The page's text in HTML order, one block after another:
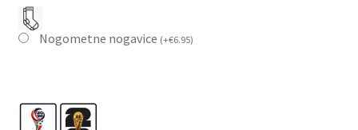
Nogometne nogavice (+€6.95)